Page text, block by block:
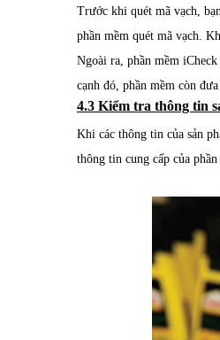
Trước khi quét mã vạch,
phần mềm quét mã vạch.
Ngoài ra, phần mềm
cạnh đó, phần mềm còn
4.3 Kiểm tra thông tin
Khi các thông tin của sản
thông tin cung cấp của